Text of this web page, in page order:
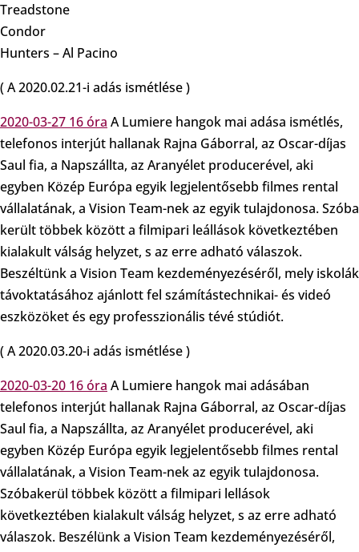
Treadstone
Condor
Hunters – Al Pacino
( A 2020.02.21-i adás ismétlése )
2020-03-27 16 óra A Lumiere hangok mai adása ismétlés,
telefonos interjút hallanak Rajna Gáborral, az Oscar-díjas
Saul fia, a Napszállta, az Aranyélet producerével, aki
egyben Közép Európa egyik legjelentősebb filmes rental
vállalatának, a Vision Team-nek az egyik tulajdonosa. Szóba
került többek között a filmipari leállások következtében
kialakult válság helyzet, s az erre adható válaszok.
Beszéltünk a Vision Team kezdeményezéséről, mely iskolák
távoktatásához ajánlott fel számítástechnikai- és videó
eszközöket és egy professzionális tévé stúdiót.
( A 2020.03.20-i adás ismétlése )
2020-03-20 16 óra A Lumiere hangok mai adásában
telefonos interjút hallanak Rajna Gáborral, az Oscar-díjas
Saul fia, a Napszállta, az Aranyélet producerével, aki
egyben Közép Európa egyik legjelentősebb filmes rental
vállalatának, a Vision Team-nek az egyik tulajdonosa.
Szóbakerül többek között a filmipari lellások
következtében kialakult válság helyzet, s az erre adható
válaszok. Beszélünk a Vision Team kezdeményezéséről,